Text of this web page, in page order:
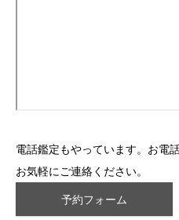
電話鑑定もやっています。お電
お気軽にご連絡ください。
予約フォーム